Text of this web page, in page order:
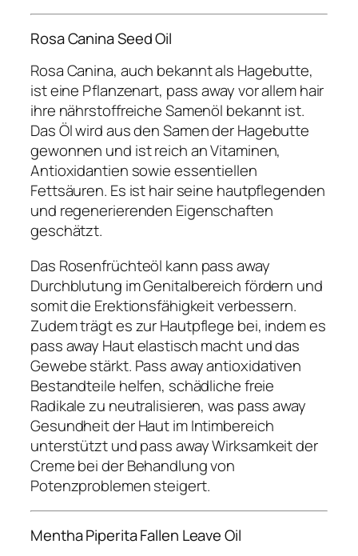
Rosa Canina Seed Oil
Rosa Canina, auch bekannt als Hagebutte,
ist eine Pflanzenart, pass away vor allem hair
ihre nährstoffreiche Samenöl bekannt ist.
Das Öl wird aus den Samen der Hagebutte
gewonnen und ist reich an Vitaminen,
Antioxidantien sowie essentiellen
Fettsäuren. Es ist hair seine hautpflegenden
und regenerierenden Eigenschaften
geschätzt.
Das Rosenfrüchteöl kann pass away
Durchblutung im Genitalbereich fördern und
somit die Erektionsfähigkeit verbessern.
Zudem trägt es zur Hautpflege bei, indem es
pass away Haut elastisch macht und das
Gewebe stärkt. Pass away antioxidativen
Bestandteile helfen, schädliche freie
Radikale zu neutralisieren, was pass away
Gesundheit der Haut im Intimbereich
unterstützt und pass away Wirksamkeit der
Creme bei der Behandlung von
Potenzproblemen steigert.
Mentha Piperita Fallen Leave Oil